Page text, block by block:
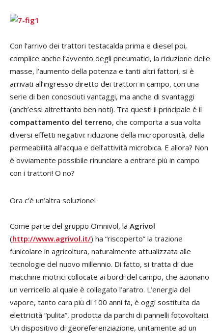
Con l’arrivo dei trattori testacalda prima e diesel poi,
complice anche l’avvento degli pneumatici, la riduzione delle
masse, l’aumento della potenza e tanti altri fattori, si è
arrivati all’ingresso diretto dei trattori in campo, con una
serie di ben conosciuti vantaggi, ma anche di svantaggi
(anch’essi altrettanto ben noti). Tra questi il principale è il
compattamento del terreno, che comporta a sua volta
diversi effetti negativi: riduzione della microporosità, della
permeabilità all’acqua e dell’attività microbica. E allora? Non
è ovviamente possibile rinunciare a entrare più in campo
con i trattori! O no?
Ora c’è un’altra soluzione!
Come parte del gruppo Omnivol, la Agrivol
(http://www.agrivol.it/) ha “riscoperto” la trazione
funicolare in agricoltura, naturalmente attualizzata alle
tecnologie del nuovo millennio. Di fatto, si tratta di due
macchine motrici collocate ai bordi del campo, che azionano
un verricello al quale è collegato l’aratro. L’energia del
vapore, tanto cara più di 100 anni fa, è oggi sostituita da
elettricità “pulita”, prodotta da parchi di pannelli fotovoltaici.
Un dispositivo di georeferenziazione, unitamente ad un